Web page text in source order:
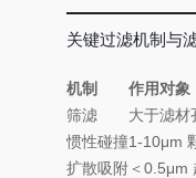
关键过滤机制与
机制 作用对象
筛滤
大于滤材
惯性碰撞1-10μm
扩散吸附 ＜0.5μm